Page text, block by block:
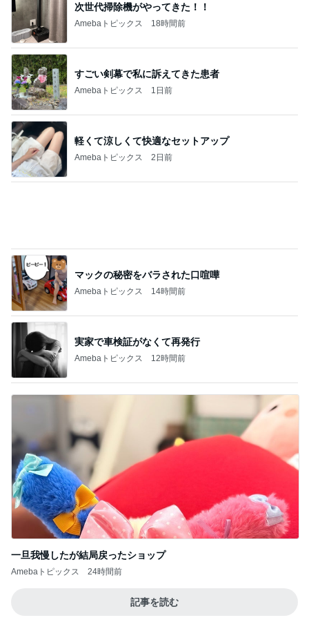
次世代掃除機がやってきた！！
Amebaトピックス 18時間前
すごい剣幕で私に訴えてきた患者
Amebaトピックス 1日前
軽くて涼しくて快適なセットアップ
Amebaトピックス 2日前
実家で車検証がなくて再発行
Amebaトピックス 12時間前
一旦我慢したが結局戻ったショップ
Amebaトピックス 24時間前
記事を読む
Amebaトピックス 1日前